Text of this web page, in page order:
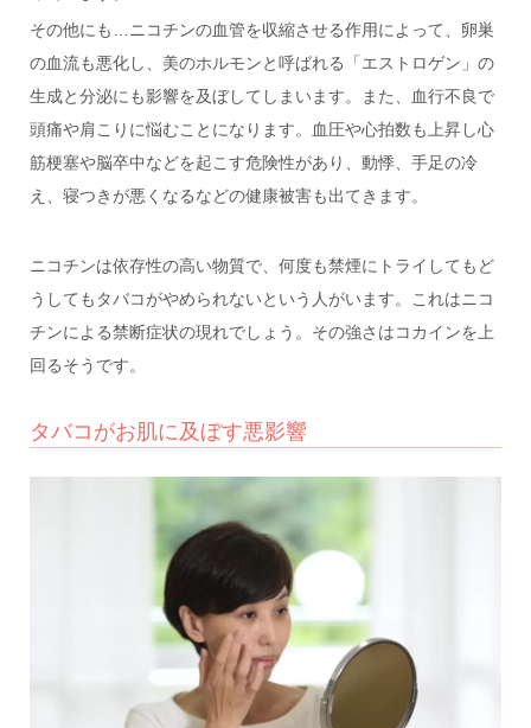
その他にも…ニコチンの血管を収縮させる作用によって、卵巣
の血流も悪化し、美のホルモンと呼ばれる「エストロゲン」の
生成と分泌にも影響を及ぼしてしまいます。また、血行不良で
頭痛や肩こりに悩むことになります。血圧や心拍数も上昇し心
筋梗塞や脳卒中などを起こす危険性があり、動悸、手足の冷
え、寝つきが悪くなるなどの健康被害も出てきます。
ニコチンは依存性の高い物質で、何度も禁煙にトライしてもど
うしてもタバコがやめられないという人がいます。これはニコ
チンによる禁断症状の現れでしょう。その強さはコカインを上
回るそうです。
タバコがお肌に及ぼす悪影響